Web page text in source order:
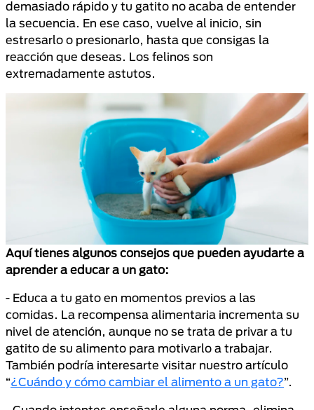
demasiado rápido y tu gatito no acaba de entender
la secuencia. En ese caso, vuelve al inicio, sin
estresarlo o presionarlo, hasta que consigas la
reacción que deseas. Los felinos son
extremadamente astutos.
Aquí tienes algunos consejos que pueden ayudarte a
aprender a educar a un gato:
- Educa a tu gato en momentos previos a las
comidas. La recompensa alimentaria incrementa su
nivel de atención, aunque no se trata de privar a tu
gatito de su alimento para motivarlo a trabajar.
También podría interesarte visitar nuestro artículo
“¿Cuándo y cómo cambiar el alimento a un gato?”.